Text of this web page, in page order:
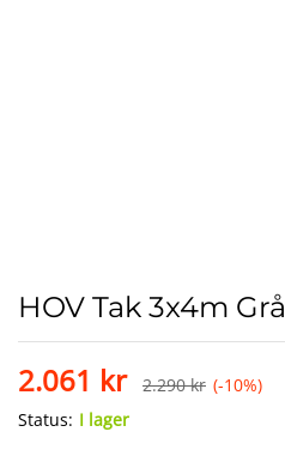
HOV Tak 3x4m Grå
2.061 kr 2.290kr (-10%)
Status: I lager